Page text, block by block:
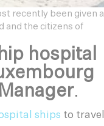
recently been given a
and the citizens of
hospital
.
ships to travel